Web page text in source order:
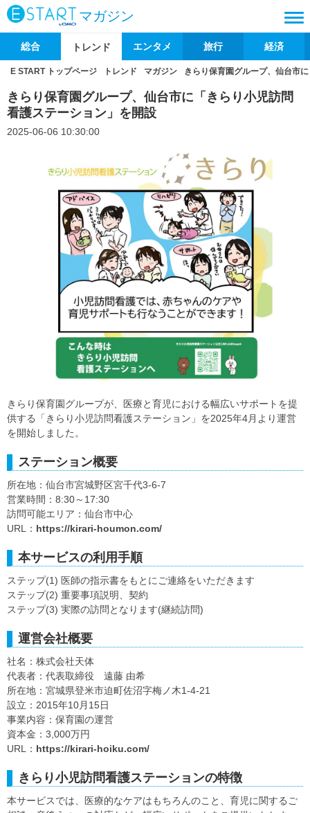
マガジン
総合 トレンド エンタメ 旅行 経済
E START トップページ トレンド マガジン きらり保育園グループ、仙台市
きらり保育園グループ、仙台市に「きらり小児訪問
看護ステーション」を開設
2025-06-06 10:30:00
きらり保育園グループが、医療と育児における幅広いサポートを提
供する「きらり小児訪問看護ステーション」を2025年4月より運営
を開始しました。
ステーション概要
所在地：仙台市宮城野区宮千代3-6-7
営業時間：8:30～17:30
訪問可能エリア：仙台市中心
URL： https://kirari-houmon.com/
本サービスの利用手順
ステップ(1) 医師の指示書をもとにご連絡をいただきます
ステップ(2) 重要事項説明、契約
ステップ(3) 実際の訪問となります(継続訪問)
運営会社概要
社名：株式会社天体
代表者：代表取締役 遠藤 由希
所在地：宮城県登米市迫町佐沼字梅ノ木1-4-21
設立：2015年10月15日
事業内容：保育園の運営
資本金：3,000万円
URL： https://kirari-hoiku.com/
きらり小児訪問看護ステーションの特徴
本サービスでは、医療的なケアはもちろんのこと、育児に関するご